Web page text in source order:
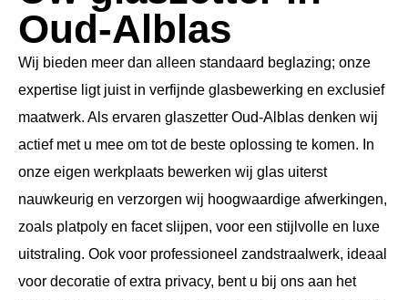
Oud-Alblas
Wij bieden meer dan alleen standaard beglazing; onze
expertise ligt juist in verfijnde glasbewerking en exclusief
maatwerk. Als ervaren glaszetter Oud-Alblas denken wij
actief met u mee om tot de beste oplossing te komen. In
onze eigen werkplaats bewerken wij glas uiterst
nauwkeurig en verzorgen wij hoogwaardige afwerkingen,
zoals platpoly en facet slijpen, voor een stijlvolle en luxe
uitstraling. Ook voor professioneel zandstraalwerk, ideaal
voor decoratie of extra privacy, bent u bij ons aan het